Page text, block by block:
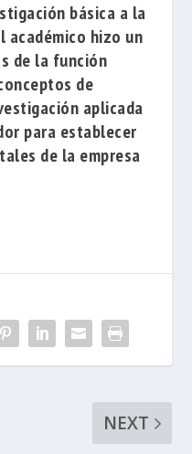
básica a la
académico hizo un
de la función
de
aplicada
para establecer
de la empresa
NEXT